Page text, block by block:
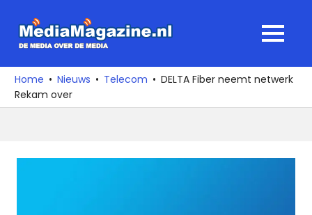
naar
media
over
de
MENU
Home Nieuws Telecom
DELTA Fiber neemt netwerk
Rekam over